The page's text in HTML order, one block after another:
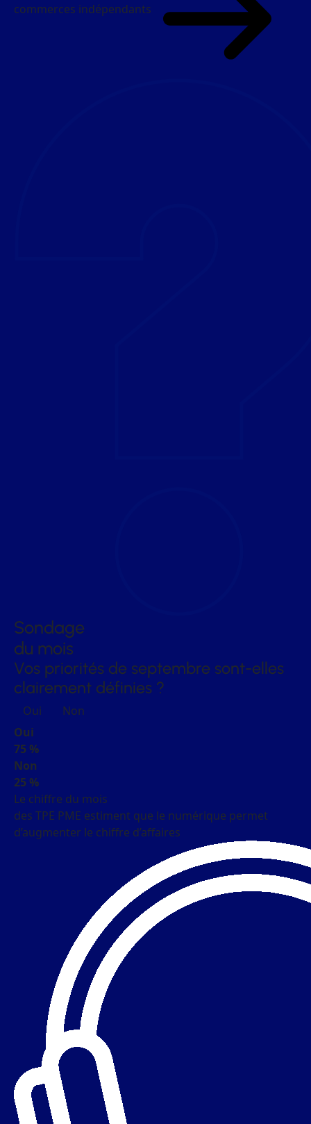
commerces indépendants
Sondage
du mois
Vos priorités de septembre sont-elles
clairement définies ?
Oui
Non
Oui
75 %
Non
25 %
Le chiffre du mois
des TPE PME estiment que le numérique permet
d’augmenter le chiffre d’affaires